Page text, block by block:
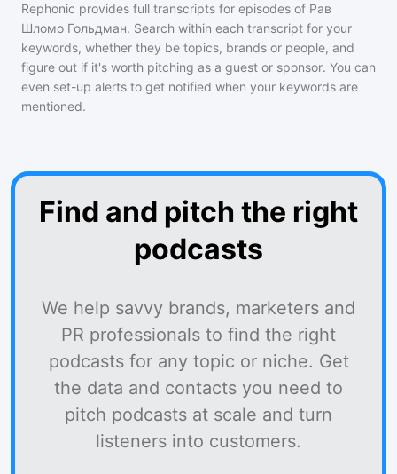
Rephonic provides full transcripts for episodes of Рав
Шломо Гольдман. Search within each transcript for your
keywords, whether they be topics, brands or people, and
figure out if it's worth pitching as a guest or sponsor. You can
even set-up alerts to get notified when your keywords are
mentioned.
Find and pitch the right
podcasts
We help savvy brands, marketers and
PR professionals to find the right
podcasts for any topic or niche. Get
the data and contacts you need to
pitch podcasts at scale and turn
listeners into customers.